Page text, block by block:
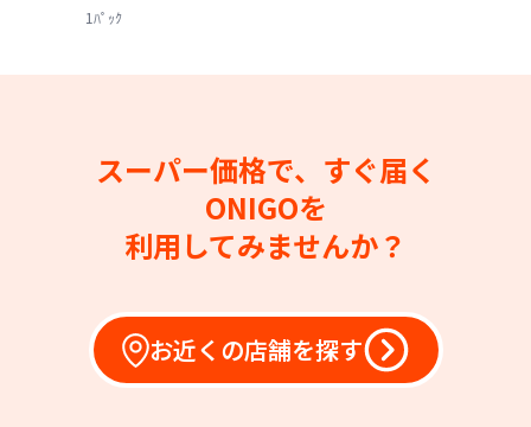
1ﾊﾟｯｸ
スーパー価格で、すぐ届く
ONIGOを
利用してみませんか？
お近くの店舗を探す